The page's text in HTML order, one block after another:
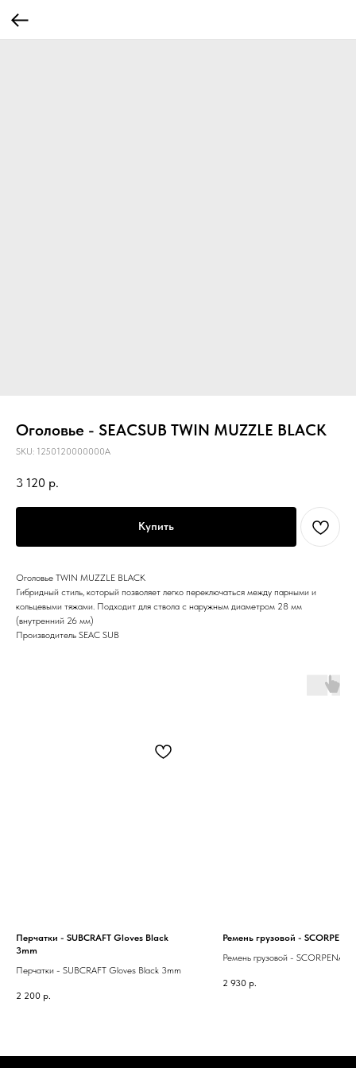
Оголовье - SEACSUB TWIN MUZZLE BLACK
SKU: 1250120000000A
3 120 р.
Купить
Оголовье TWIN MUZZLE BLACK
Гибридный стиль, который позволяет легко переключаться между парными и
кольцевыми тяжами. Подходит для ствола с наружным диаметром 28 мм
(внутренний 26 мм)
Производитель SEAC SUB
Перчатки - SUBCRAFT Gloves Black
3mm
Перчатки - SUBCRAFT Gloves Black 3mm
2 200 р.
Ремень грузовой - SCORPENA
Ремень грузовой - SCORPENA D
2 930 р.